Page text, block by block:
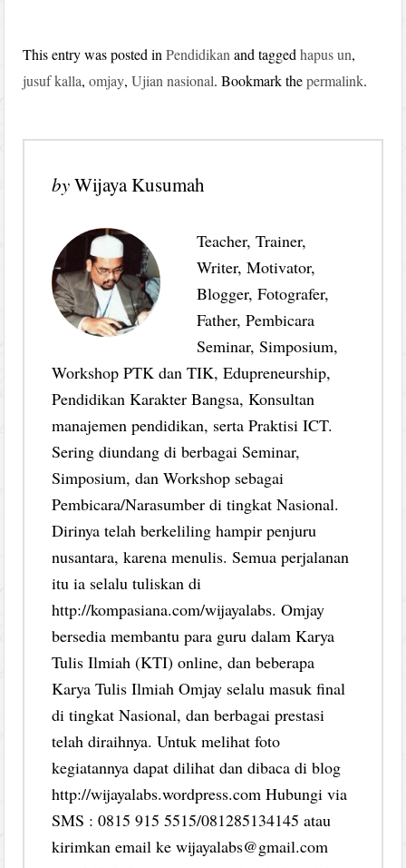
This entry was posted inPendidikanand taggedhapus un,
jusuf kalla,omjay,Ujian nasional. Bookmark thepermalink.
byWijaya Kusumah
Teacher, Trainer,
Writer, Motivator,
Blogger, Fotografer,
Father, Pembicara
Seminar, Simposium,
Workshop PTK dan TIK, Edupreneurship,
Pendidikan Karakter Bangsa, Konsultan
manajemen pendidikan, serta Praktisi ICT.
Sering diundang di berbagai Seminar,
Simposium, dan Workshop sebagai
Pembicara/Narasumber di tingkat Nasional.
Dirinya telah berkeliling hampir penjuru
nusantara, karena menulis. Semua perjalanan
itu ia selalu tuliskan di
http://kompasiana.com/wijayalabs. Omjay
bersedia membantu para guru dalam Karya
Tulis Ilmiah (KTI) online, dan beberapa
Karya Tulis Ilmiah Omjay selalu masuk final
di tingkat Nasional, dan berbagai prestasi
telah diraihnya. Untuk melihat foto
kegiatannya dapat dilihat dan dibaca di blog
http://wijayalabs.wordpress.com Hubungi via
SMS : 0815 915 5515/081285134145 atau
kirimkan email ke wijayalabs@gmail.com